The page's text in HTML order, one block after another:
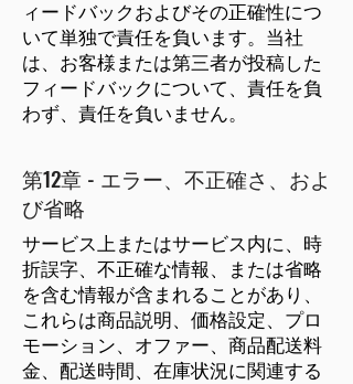
ィードバックおよびその正確性につ
いて単独で責任を負います。当社
は、お客様または第三者が投稿した
フィードバックについて、責任を負
わず、責任を負いません。
第12章 - エラー、不正確さ、およ
び省略
サービス上またはサービス内に、時
折誤字、不正確な情報、または省略
を含む情報が含まれることがあり、
これらは商品説明、価格設定、プロ
モーション、オファー、商品配送料
金、配送時間、在庫状況に関連する